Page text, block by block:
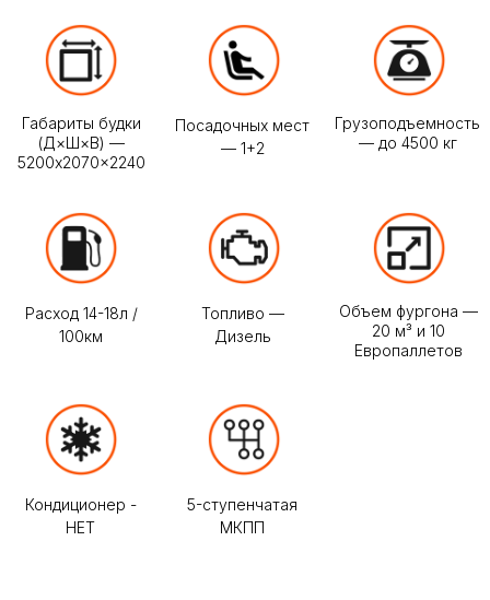
практичный вариант для поставок, складской
логистики и коммерческих перевозок.
Акция
суток и более, мы гарантируем
лучшую цену в Москве на Газель